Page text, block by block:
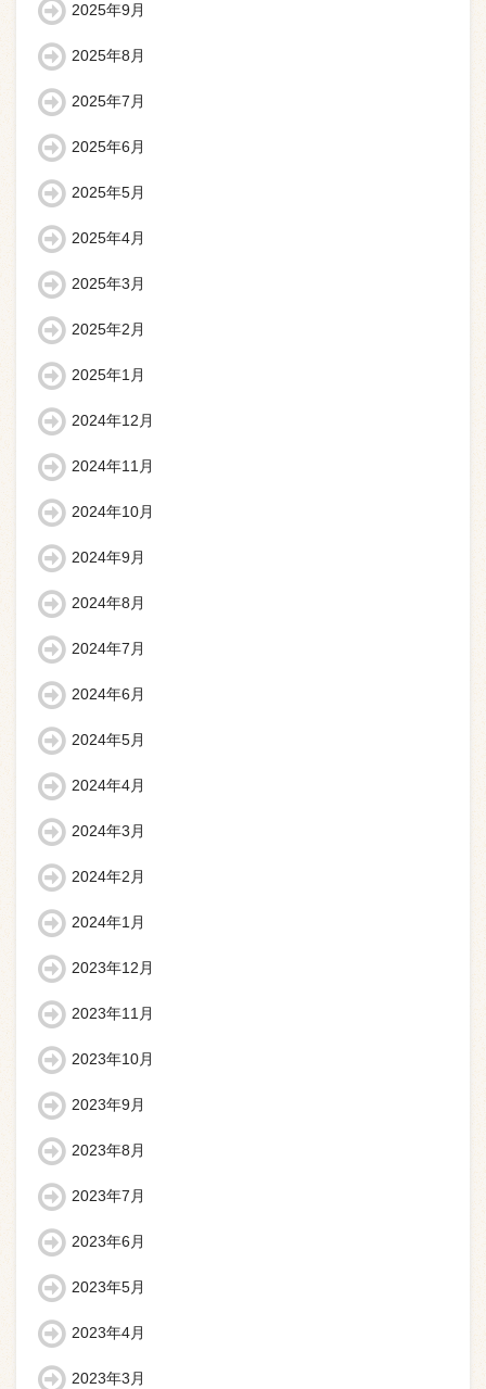
2025年9月
2025年8月
2025年7月
2025年6月
2025年5月
2025年4月
2025年3月
2025年2月
2025年1月
2024年12月
2024年11月
2024年10月
2024年9月
2024年8月
2024年7月
2024年6月
2024年5月
2024年4月
2024年3月
2024年2月
2024年1月
2023年12月
2023年11月
2023年10月
2023年9月
2023年8月
2023年7月
2023年6月
2023年5月
2023年4月
2023年3月